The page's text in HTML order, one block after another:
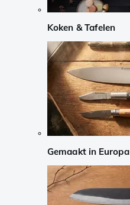
Koken & Tafelen
Gemaakt in Europa